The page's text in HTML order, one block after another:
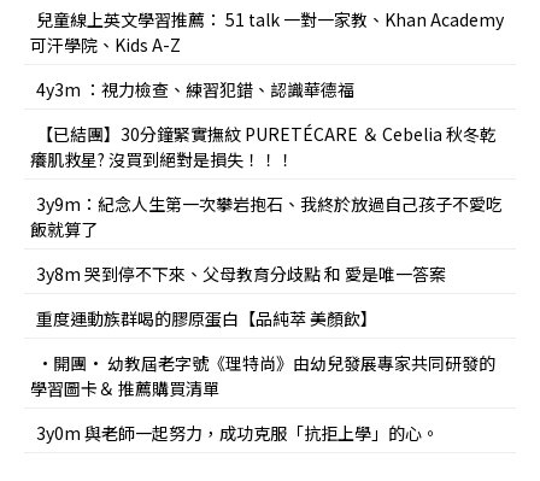
兒童線上英文學習推薦： 51 talk 一對一家教、Khan Academy
可汗學院、Kids A-Z
4y3m ：視力檢查、練習犯錯、認識華德福
【已結團】30分鐘緊實撫紋 PURETÉCARE ＆ Cebelia 秋冬乾
癢肌救星? 沒買到絕對是損失！！！
3y9m：紀念人生第一次攀岩抱石、我終於放過自己孩子不愛吃
飯就算了
3y8m 哭到停不下來、父母教育分歧點 和 愛是唯一答案
重度運動族群喝的膠原蛋白【品純萃 美顏飲】
•開團• 幼教屆老字號《理特尚》由幼兒發展專家共同研發的
學習圖卡＆ 推薦購買清單
3y0m 與老師一起努力，成功克服「抗拒上學」的心。